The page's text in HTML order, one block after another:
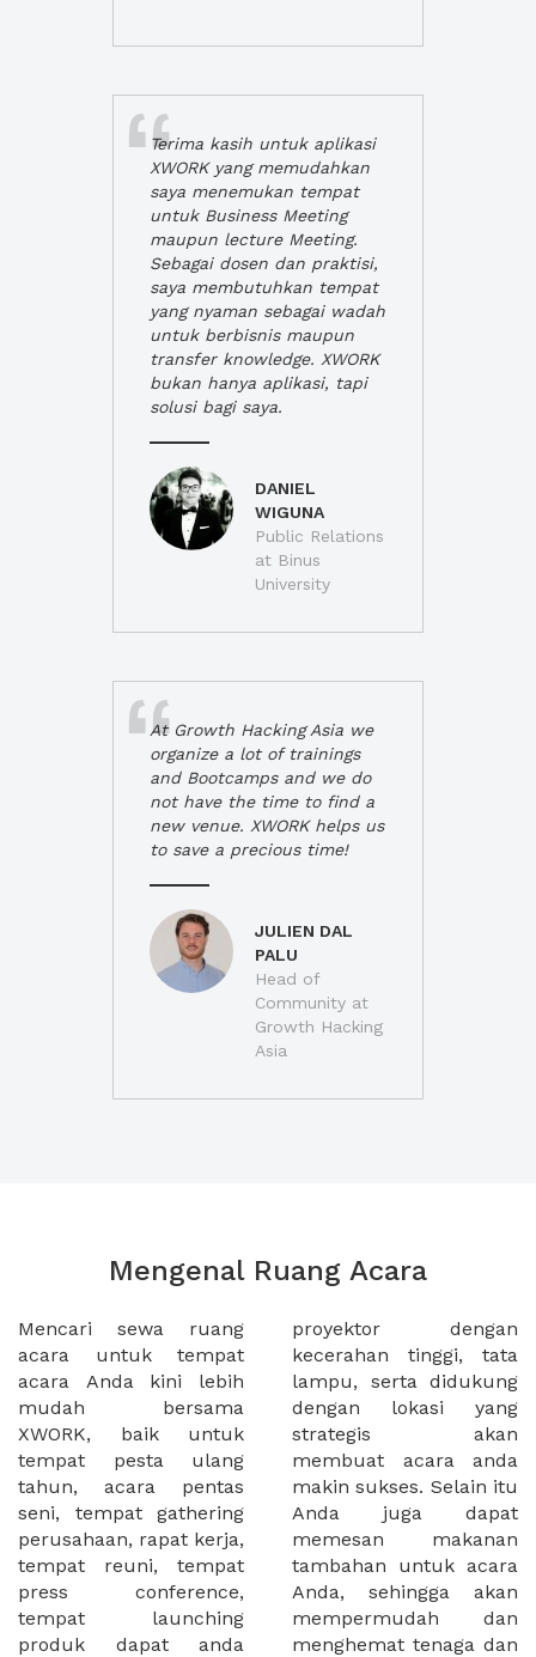
Terima kasih untuk aplikasi
XWORK yang memudahkan
saya menemukan tempat
untuk Business Meeting
maupun lecture Meeting.
Sebagai dosen dan praktisi,
saya membutuhkan tempat
yang nyaman sebagai wadah
untuk berbisnis maupun
transfer knowledge. XWORK
bukan hanya aplikasi, tapi
solusi bagi saya.
DANIEL
WIGUNA
Public Relations
at Binus
University
At Growth Hacking Asia we
organize a lot of trainings
and Bootcamps and we do
not have the time to find a
new venue. XWORK helps us
to save a precious time!
JULIEN DAL
PALU
Head of
Community at
Growth Hacking
Asia
Mengenal Ruang Acara
Mencari sewa ruang
acara untuk tempat
acara Anda kini lebih
mudah bersama
XWORK, baik untuk
tempat pesta ulang
tahun, acara pentas
seni, tempat gathering
perusahaan, rapat kerja,
tempat reuni, tempat
press conference,
tempat launching
produk dapat anda
proyektor dengan
kecerahan tinggi, tata
lampu, serta didukung
dengan lokasi yang
strategis akan
membuat acara anda
makin sukses. Selain itu
Anda juga dapat
memesan makanan
tambahan untuk acara
Anda, sehingga akan
mempermudah dan
menghemat tenaga dan